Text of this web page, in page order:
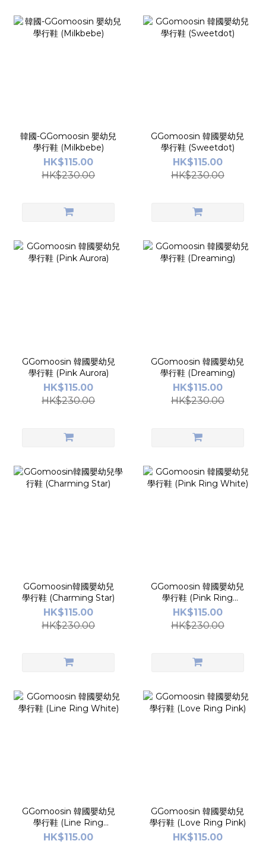
韓國-GGomoosin 嬰幼兒
學行鞋 (Milkbebe)
HK$115.00
HK$230.00
GGomoosin 韓國嬰幼兒
學行鞋 (Sweetdot)
HK$115.00
HK$230.00
GGomoosin 韓國嬰幼兒
學行鞋 (Pink Aurora)
HK$115.00
HK$230.00
GGomoosin 韓國嬰幼兒
學行鞋 (Dreaming)
HK$115.00
HK$230.00
GGomoosin韓國嬰幼兒
學行鞋 (Charming Star)
HK$115.00
HK$230.00
GGomoosin 韓國嬰幼兒
學行鞋 (Pink Ring
White)
HK$115.00
HK$230.00
GGomoosin 韓國嬰幼兒
學行鞋 (Line Ring
White)
HK$115.00
GGomoosin 韓國嬰幼兒
學行鞋 (Love Ring Pink)
HK$115.00